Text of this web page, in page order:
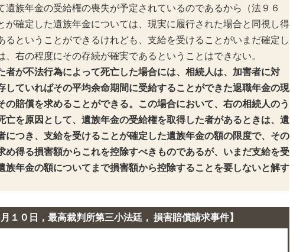
族年金の受給権の喪失が予定されているのであるから（法９６
が確定した遺族年金については、現実に履行された場合と同視し得
るということができるけれども、支給を受けることがいまだ確定し
右の程度にその存続が確実であるということはできない。
が不法行為によって死亡した場合には、相続人は、加害者に対
していればその平均余命期間に受給することができた退職年金の現
の賠償を求めることができる。この場合において、右の相続人のう
亡を原因として、遺族年金の受給権を取得した者があるときは、遺
につき、支給を受けることが確定した遺族年金の額の限度で、その
め得る損害額からこれを控除すべきものであるが、いまだ支給を受
族年金の額についてまで損害額から控除することを要しないと解す
月１０日，最高裁判所第三小法廷， 損害賠償請求事件】